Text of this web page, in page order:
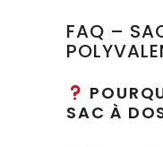
FAQ –
SAC À